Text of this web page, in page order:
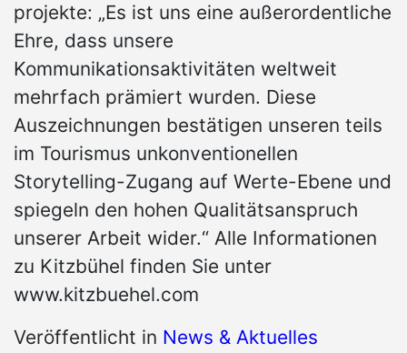
projekte: „Es ist uns eine außerordentliche
Ehre, dass unsere
Kommunikationsaktivitäten weltweit
mehrfach prämiert wurden. Diese
Auszeichnungen bestätigen unseren teils
im Tourismus unkonventionellen
Storytelling-Zugang auf Werte-Ebene und
spiegeln den hohen Qualitätsanspruch
unserer Arbeit wider.“ Alle Informationen
zu Kitzbühel finden Sie unter
www.kitzbuehel.com
Veröffentlicht in News & Aktuelles